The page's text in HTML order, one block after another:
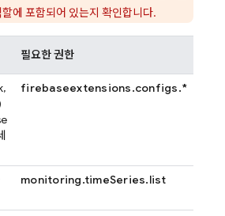
에 포함되어 있는지 확인합니다.
필요한 권한
firebaseextensions.configs.*
monitoring.timeSeries.list